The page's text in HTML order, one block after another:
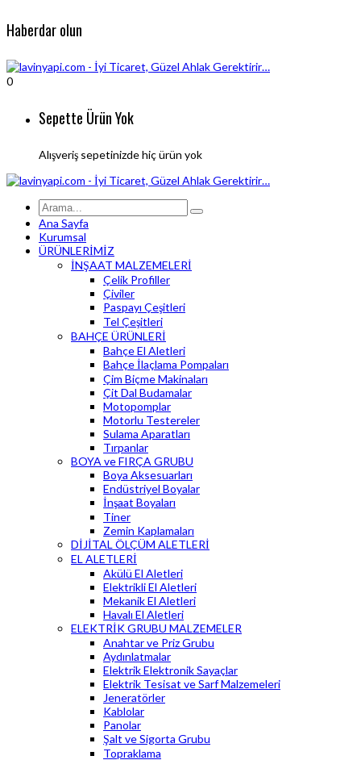
Haberdar olun
0
Sepette Ürün Yok
Alışveriş sepetinizde hiç ürün yok
Ana Sayfa
Kurumsal
ÜRÜNLERİMİZ
İNŞAAT MALZEMELERİ
Çelik Profiller
Çiviler
Paspayı Çeşitleri
Tel Çeşitleri
BAHÇE ÜRÜNLERİ
Bahçe El Aletleri
Bahçe İlaçlama Pompaları
Çim Biçme Makinaları
Çit Dal Budamalar
Motopomplar
Motorlu Testereler
Sulama Aparatları
Tırpanlar
BOYA ve FIRÇA GRUBU
Boya Aksesuarları
Endüstriyel Boyalar
İnşaat Boyaları
Tiner
Zemin Kaplamaları
DİJİTAL ÖLÇÜM ALETLERİ
EL ALETLERİ
Akülü El Aletleri
Elektrikli El Aletleri
Mekanik El Aletleri
Havalı El Aletleri
ELEKTRİK GRUBU MALZEMELER
Anahtar ve Priz Grubu
Aydınlatmalar
Elektrik Elektronik Sayaçlar
Elektrik Tesisat ve Sarf Malzemeleri
Jeneratörler
Kablolar
Panolar
Şalt ve Sigorta Grubu
Topraklama